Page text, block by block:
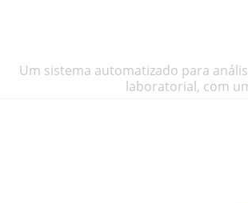
Um sistema automatizado para
laboratorial, com